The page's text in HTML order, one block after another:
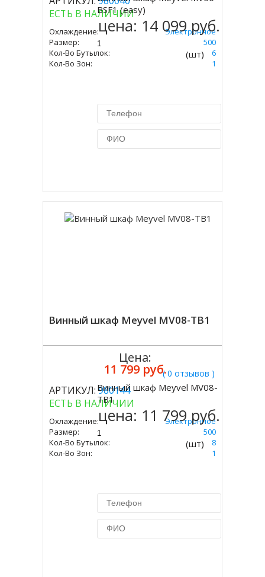
ЕСТЬ В НАЛИЧИИ
Охлаждение:
Электронное
Размер:
405 Х 265 Х 500
Кол-Во Бутылок:
6
Кол-Во Зон:
1
Купить
BSF1 (easy)
цена: 14 099 руб.
(шт)
Винный шкаф Meyvel MV08-TB1
( 0 отзывов )
АРТИКУЛ:980144
ЕСТЬ В НАЛИЧИИ
Охлаждение:
Электронное
Размер:
455 Х 250 Х 500
Кол-Во Бутылок:
8
Кол-Во Зон:
1
Цена:
11 799 руб.
Купить
Винный шкаф Meyvel MV08-
TB1
цена: 11 799 руб.
(шт)